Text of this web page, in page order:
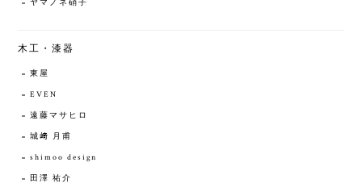
ヤマノネ硝子
木工・漆器
東屋
EVEN
遠藤マサヒロ
城﨑 月甫
shimoo design
田澤 祐介